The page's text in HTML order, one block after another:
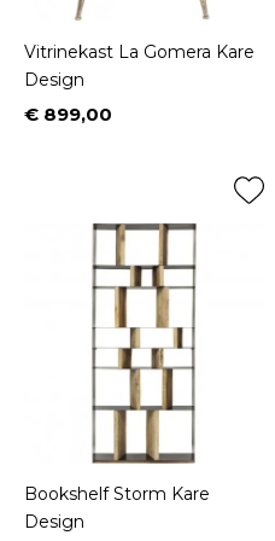
Vitrinekast La Gomera Kare
Design
Prijs
€ 899,00
Bookshelf Storm Kare
Design